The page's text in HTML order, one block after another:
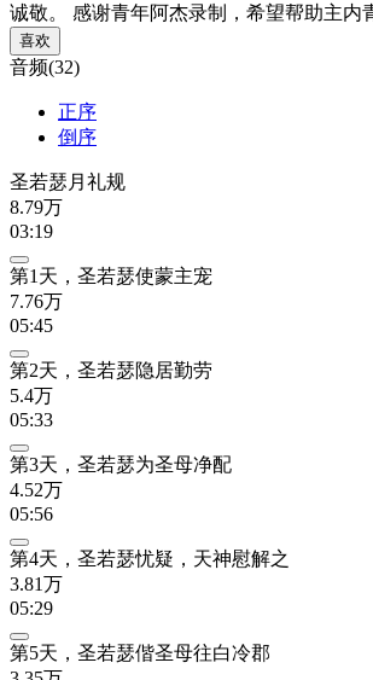
诚敬。 感谢青年阿杰录制，希望帮助主内
喜欢
音频(32)
正序
倒序
圣若瑟月礼规
8.79万
03:19
第1天，圣若瑟使蒙主宠
7.76万
05:45
第2天，圣若瑟隐居勤劳
5.4万
05:33
第3天，圣若瑟为圣母净配
4.52万
05:56
第4天，圣若瑟忧疑，天神慰解之
3.81万
05:29
第5天，圣若瑟偕圣母往白冷郡